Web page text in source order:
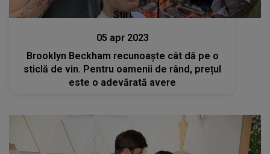
Stiri
05 apr 2023
Brooklyn Beckham recunoaște cât dă pe o
sticlă de vin. Pentru oamenii de rând, prețul
este o adevărată avere